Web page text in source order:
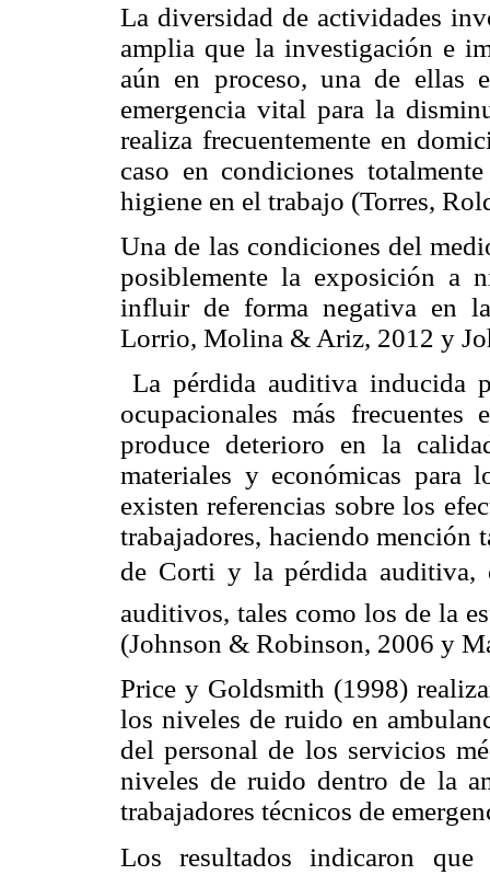
La diversidad de actividades
amplia que la investigación e
aún en proceso, una de ellas
emergencia vital para la
realiza frecuentemente en
caso en condiciones
higiene en el trabajo (Torres,
Una de las condiciones del
posiblemente la exposición a
influir de forma negativa en
Lorrio, Molina & Ariz, 2012 y
La pérdida auditiva inducida
ocupacionales más frecuentes
produce deterioro en la
materiales y económicas para
existen referencias sobre los
trabajadores, haciendo mención
de Corti y la pérdida auditiva,
auditivos, tales como los de la
(Johnson & Robinson, 2006 y
Price y Goldsmith (1998)
los niveles de ruido en
del personal de los servicios
niveles de ruido dentro de la
trabajadores técnicos de
Los resultados indicaron